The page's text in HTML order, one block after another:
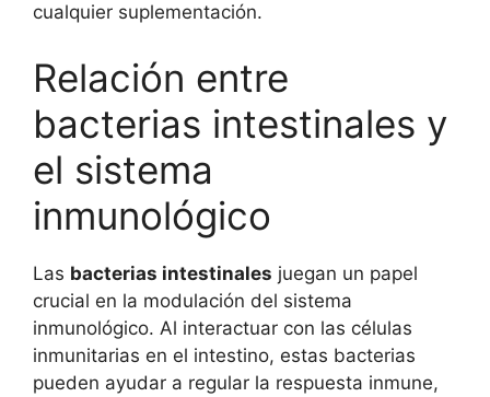
cualquier suplementación.
Relación entre
bacterias intestinales y
el sistema
inmunológico
Las bacterias intestinales juegan un papel
crucial en la modulación del sistema
inmunológico. Al interactuar con las células
inmunitarias en el intestino, estas bacterias
pueden ayudar a regular la respuesta inmune,